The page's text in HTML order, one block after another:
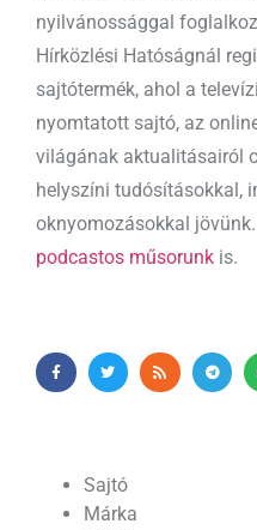
nyilvánossággal
Hírközlési Hatóságnál
sajtótermék, ahol a
nyomtatott sajtó, az
világának aktualitásairól
helyszíni tudósításokkal,
oknyomozásokkal
podcastos műsorunk is.
Sajtó
Márka